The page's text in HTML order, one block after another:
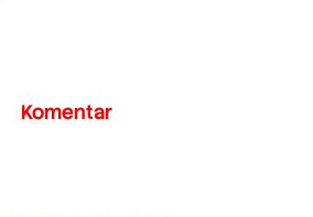
Komentar